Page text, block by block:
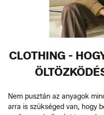
CLOTHING -
Nem pusztán az anyagok
arra is szükséged van, hogy